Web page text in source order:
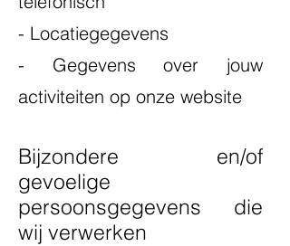
- Locatiegegevens
- Gegevens over jouw
activiteiten op onze website
Bijzondere en/of
gevoelige
persoonsgegevens die
wij verwerken